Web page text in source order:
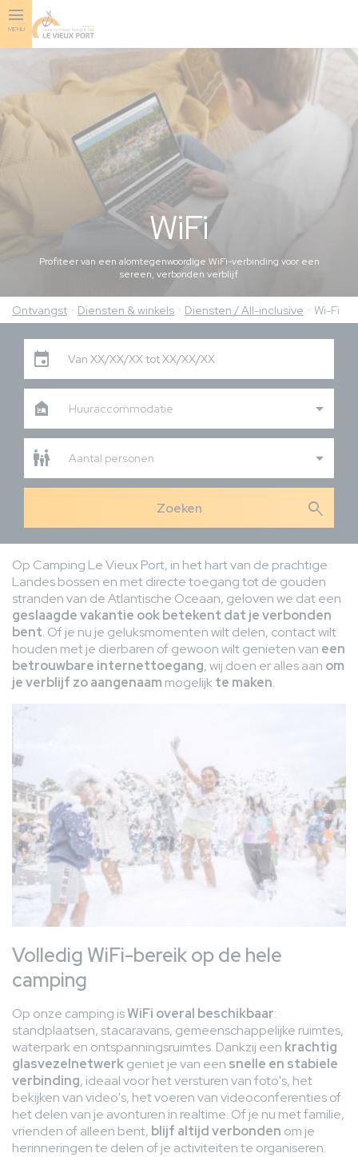
Skip
to
MENU
WiFi
Profiteer van een alomtegenwoordige WiFi-verbinding voor een
sereen, verbonden verblijf
Ontvangst Diensten & winkels Diensten / All-inclusive Wi-Fi
Van XX/XX/XX tot XX/XX/XX
Huuraccommodatie
Aantal personen
search
Op Camping Le Vieux Port, in het hart van de prachtige
Landes bossen en met directe toegang tot de gouden
stranden van de Atlantische Oceaan, geloven we dat een
geslaagde vakantie ook betekent dat je verbonden
bent. Of je nu je geluksmomenten wilt delen, contact wilt
houden met je dierbaren of gewoon wilt genieten van een
betrouwbare internettoegang, wij doen er alles aan om
je verblijf zo aangenaam mogelijkte maken.
Afbeelding
Volledig WiFi-bereik op de hele
camping
Op onze camping isWiFi overal beschikbaar:
standplaatsen, stacaravans, gemeenschappelijke ruimtes,
waterpark en ontspanningsruimtes. Dankzij een krachtig
glasvezelnetwerkgeniet je van een snelle en stabiele
verbinding, ideaal voor het versturen van foto's, het
bekijken van video's, het voeren van videoconferenties of
het delen van je avonturen in realtime. Of je nu met familie,
vrienden of alleen bent, blijf altijd verbonden om je
herinneringen te delen of je activiteiten te organiseren.